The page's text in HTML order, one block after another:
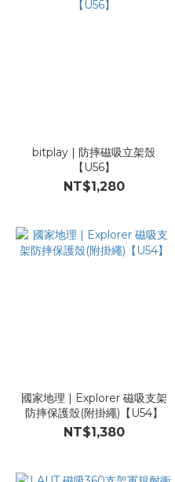
bitplay | 防摔磁吸立架殼
【U56】
NT$1,280
國家地理 | Explorer 磁吸支架
防摔保護殼(附掛繩)【U54】
NT$1,380